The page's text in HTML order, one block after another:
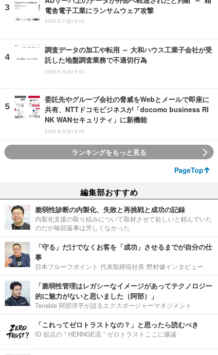
電舎電子工業にランサムウェア攻撃
2026.8.7(金) 8:05
調査データの加工や転用 ～ 大和ハウス工業子会社が受
託した地盤調査業務で不適切行為
2026.8.5(水) 8:05
委託先やグループ会社の脅威をWebとメールで即座に
共有、NTTドコモビジネスが「docomo business RI
NK WANセキュリティ」に新機能
2026.8.5(水) 8:00
ランキングをもっと見る
PageTop
編集部おすすめ
脆弱性診断の内製化、失敗と再挑戦と成功の記録
内製化支援の取り組みについて取材させて欲しいと頼んでいた
のだが毎回返事は芳しくなかった
「守る」だけでなくお客を「成功」させるまでが自分の仕
事
日本プルーフポイント 代表取締役社長 野村健インタビュー
「脆弱性管理はレガシーなイメージがあってテクノロジー
的に魅力がないと思いました（阿部）」
Tenable 阿部淳平が語るエクスポージャーマネジメント
「これってゼロトラストなの？」と思ったら読むべき
ID 起点の “ HENNGE流 ” ゼロトラストここに爆誕